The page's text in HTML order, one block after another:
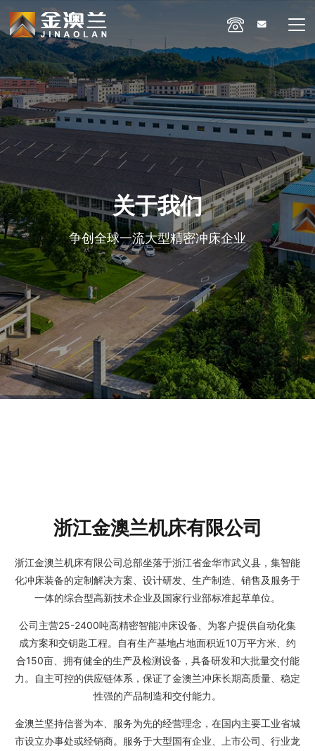
关于我们
争创全球一流大型精密冲床企业
浙江金澳兰机床有限公司
浙江金澳兰机床有限公司总部坐落于浙江省金华市武义县，集智能
化冲床装备的定制解决方案、设计研发、生产制造、销售及服务于
一体的综合型高新技术企业及国家行业部标准起草单位。
公司主营25-2400吨高精密智能冲床设备、为客户提供自动化集
成方案和交钥匙工程。自有生产基地占地面积近10万平方米、约
合150亩、拥有健全的生产及检测设备，具备研发和大批量交付能
力。自主可控的供应链体系，保证了金澳兰冲床长期高质量、稳定
性强的产品制造和交付能力。
金澳兰坚持信誉为本、服务为先的经营理念，在国内主要工业省城
市设立办事处或经销商。服务于大型国有企业、上市公司、行业龙